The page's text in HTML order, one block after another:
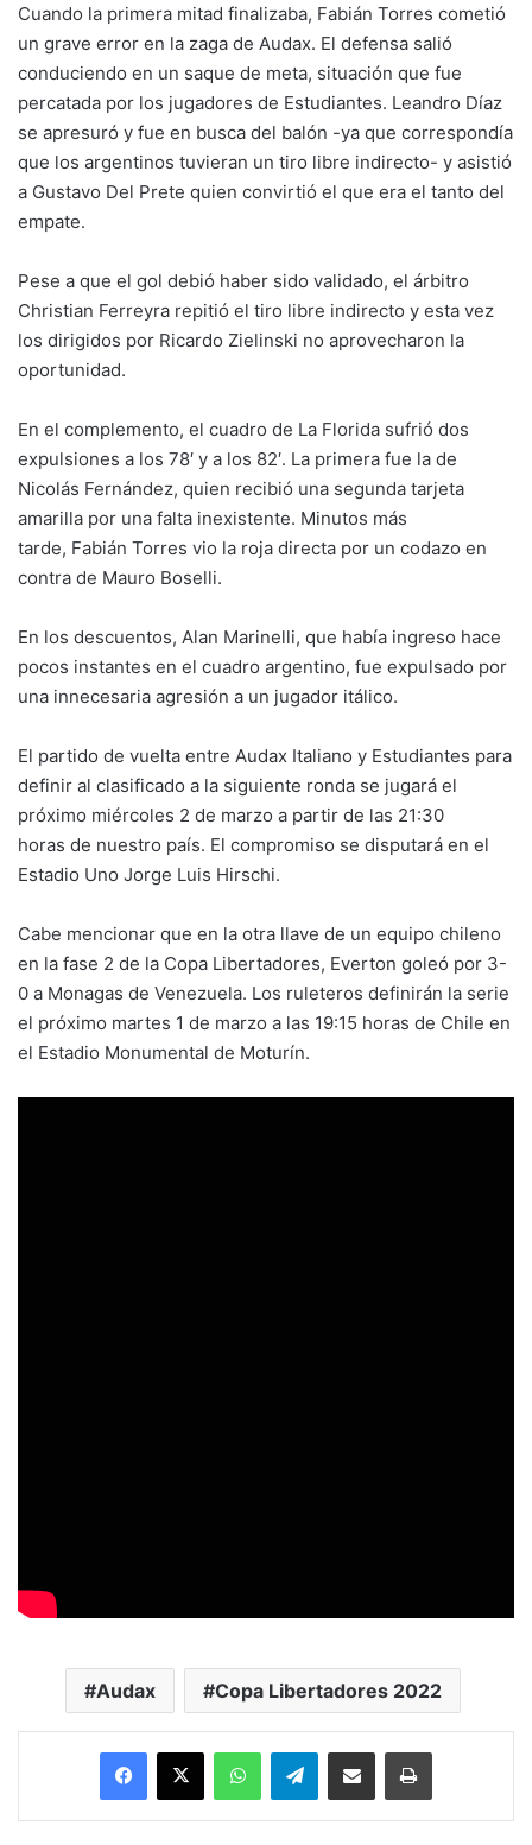
Cuando la primera mitad finalizaba, Fabián Torres cometió
un grave error en la zaga de Audax. El defensa salió
conduciendo en un saque de meta, situación que fue
percatada por los jugadores de Estudiantes. Leandro Díaz
se apresuró y fue en busca del balón -ya que correspondía
que los argentinos tuvieran un tiro libre indirecto- y asistió
a Gustavo Del Prete quien convirtió el que era el tanto del
empate.
Pese a que el gol debió haber sido validado, el árbitro
Christian Ferreyra repitió el tiro libre indirecto y esta vez
los dirigidos por Ricardo Zielinski no aprovecharon la
oportunidad.
En el complemento, el cuadro de La Florida sufrió dos
expulsiones a los 78′ y a los 82′. La primera fue la de
Nicolás Fernández, quien recibió una segunda tarjeta
amarilla por una falta inexistente. Minutos más
tarde, Fabián Torres vio la roja directa por un codazo en
contra de Mauro Boselli.
En los descuentos, Alan Marinelli, que había ingreso hace
pocos instantes en el cuadro argentino, fue expulsado por
una innecesaria agresión a un jugador itálico.
El partido de vuelta entre Audax Italiano y Estudiantes para
definir al clasificado a la siguiente ronda se jugará el
próximo miércoles 2 de marzo a partir de las 21:30
horas de nuestro país. El compromiso se disputará en el
Estadio Uno Jorge Luis Hirschi.
Cabe mencionar que en la otra llave de un equipo chileno
en la fase 2 de la Copa Libertadores, Everton goleó por 3-
0 a Monagas de Venezuela. Los ruleteros definirán la serie
el próximo martes 1 de marzo a las 19:15 horas de Chile en
el Estadio Monumental de Moturín.
Audax Copa Libertadores 2022
Facebook
X WhatsAppTelegramEnviar vía email Imprimir